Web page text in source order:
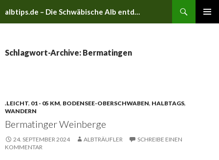
albtips.de – Die Schwäbische Alb entdecken
Schlagwort-Archive: Bermatingen
.LEICHT, 01 - 05 KM, BODENSEE-OBERSCHWABEN, HALBTAGS,
WANDERN
Bermatinger Weinberge
24. SEPTEMBER 2024 ALBTRÄUFLER
SCHREIBE EINEN
KOMMENTAR